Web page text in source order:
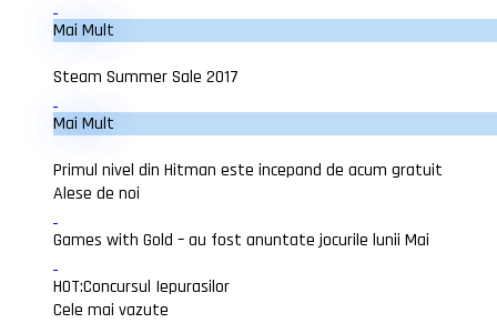
Mai Mult
Steam Summer Sale 2017
Mai Mult
Primul nivel din Hitman este incepand de acum gratuit
Alese de noi
Games with Gold – au fost anuntate jocurile lunii Mai
HOT:Concursul Iepurasilor
Cele mai vazute